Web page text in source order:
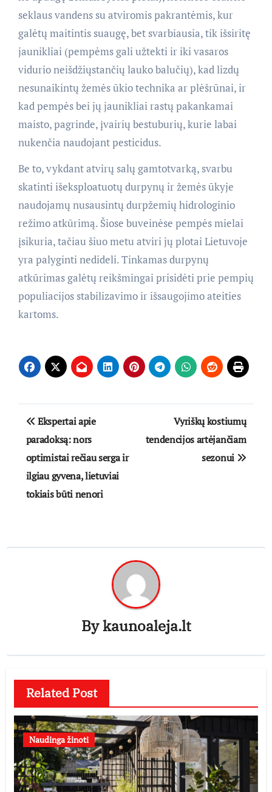
seklaus vandens su atviromis pakrantėmis, kur
galėtų maitintis suaugę, bet svarbiausia, tik išsiritę
jaunikliai (pempėms gali užtekti ir iki vasaros
vidurio neišdžiųstančių lauko balučių), kad lizdų
nesunaikintų žemės ūkio technika ar plėšrūnai, ir
kad pempės bei jų jaunikliai rastų pakankamai
maisto, pagrinde, įvairių bestuburių, kurie labai
nukenčia naudojant pesticidus.
Be to, vykdant atvirų salų gamtotvarką, svarbu
skatinti išeksploatuotų durpynų ir žemės ūkyje
naudojamų nusausintų durpžemių hidrologinio
režimo atkūrimą. Šiose buveinėse pempės mielai
įsikuria, tačiau šiuo metu atviri jų plotai Lietuvoje
yra palyginti nedideli. Tinkamas durpynų
atkūrimas galėtų reikšmingai prisidėti prie pempių
populiacijos stabilizavimo ir išsaugojimo ateities
kartoms.
Navigacija
tarp
įrašų
Ekspertai apie
paradoksą: nors
optimistai rečiau serga ir
ilgiau gyvena, lietuviai
tokiais būti nenori
Vyriškų kostiumų
tendencijos artėjančiam
sezonui
Bykaunoaleja.lt
Related Post
Naudinga žinoti